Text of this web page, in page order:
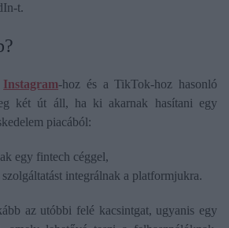
t.
Instagram-hoz és a TikTok-hoz hasonló
két út áll, ha ki akarnak hasítani egy
piacából:
egy fintech céggel,
integrálnak a platformjukra.
az utóbbi felé kacsintgat, ugyanis egy